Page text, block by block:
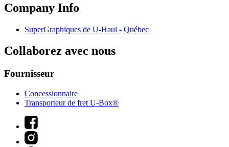
Company Info
SuperGraphiques de U-Haul - Québec
Collaborez avec nous
Fournisseur
Concessionnaire
Transporteur de fret U-Box®